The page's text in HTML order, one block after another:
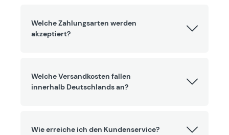
Welche Zahlungsarten werden
akzeptiert?
Welche Versandkosten fallen
innerhalb Deutschlands an?
Wie erreiche ich den Kundenservice?